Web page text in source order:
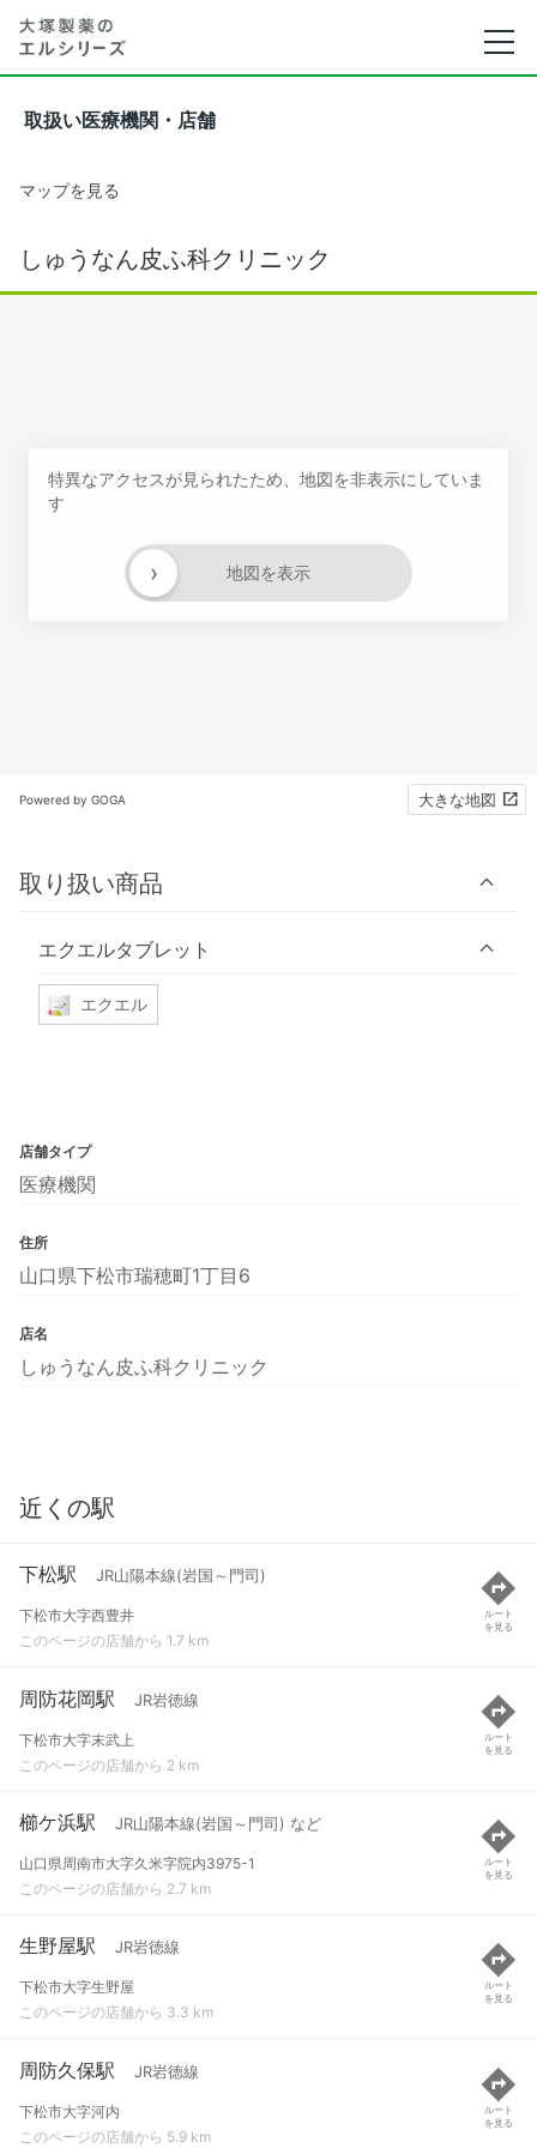
取扱い医療機関・店舗
マップを見る
しゅうなん皮ふ科クリニック
特異なアクセスが見られたため、地図を非表示にしていま
す
地図を表示
›
Powered by GOGA 大きな地図
取り扱い商品
エクエルタブレット
エクエル
店舗タイプ
医療機関
住所
山口県下松市瑞穂町1丁目6
店名
しゅうなん皮ふ科クリニック
近くの駅
下松駅 JR山陽本線(岩国～門司)
下松市大字西豊井
このページの店舗から 1.7 km
ルート
を見る
周防花岡駅 JR岩徳線
下松市大字末武上
このページの店舗から 2 km
ルート
を見る
櫛ケ浜駅 JR山陽本線(岩国～門司) など
山口県周南市大字久米字院内3975-1
このページの店舗から 2.7 km
ルート
を見る
生野屋駅 JR岩徳線
下松市大字生野屋
このページの店舗から 3.3 km
ルート
を見る
周防久保駅 JR岩徳線
下松市大字河内
このページの店舗から 5.9 km
ルート
を見る